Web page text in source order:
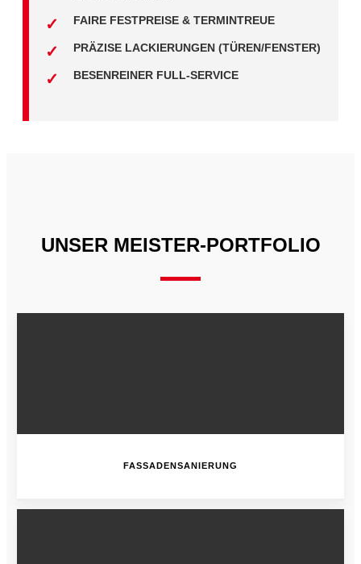
FAIRE FESTPREISE & TERMINTREUE
PRÄZISE LACKIERUNGEN (TÜREN/FENSTER)
BESENREINER FULL-SERVICE
UNSER MEISTER-PORTFOLIO
FASSADENSANIERUNG